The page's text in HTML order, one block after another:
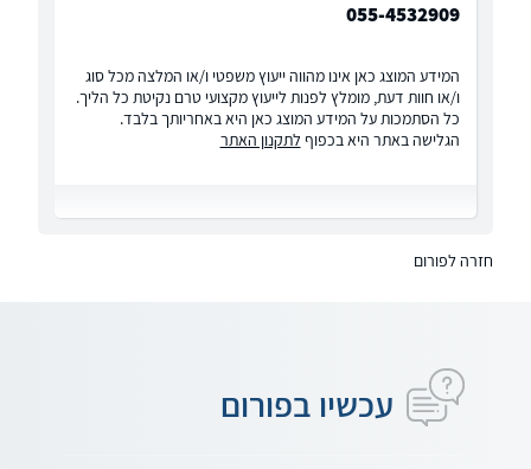
055-4532909
המידע המוצג כאן אינו מהווה ייעוץ משפטי ו/או המלצה מכל סוג
ו/או חוות דעת, מומלץ לפנות לייעוץ מקצועי טרם נקיטת כל הליך.
כל הסתמכות על המידע המוצג כאן היא באחריותך בלבד.
הגלישה באתר היא בכפוף לתקנון האתר
חזרה לפורום
עכשיו בפורום